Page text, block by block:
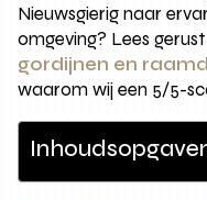
Nieuwsgierig naar
omgeving? Lees
gordijnen en
waarom wij een 5/5-